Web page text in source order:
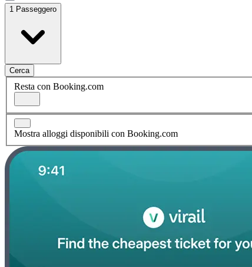
1 Passeggero
Cerca
Resta con Booking.com
Mostra alloggi disponibili con Booking.com